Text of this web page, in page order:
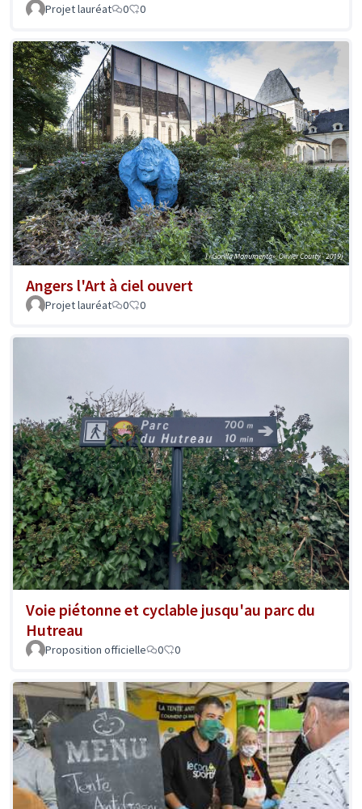
Projet lauréat 0 0
Angers l'Art à ciel ouvert
Projet lauréat 0 0
Voie piétonne et cyclable jusqu'au parc du
Hutreau
Proposition officielle 0 0